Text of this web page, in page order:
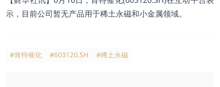
示，目前公司暂无产品用于稀土永磁和小金属领域。
#肯特催化 #603120.SH #稀土永磁